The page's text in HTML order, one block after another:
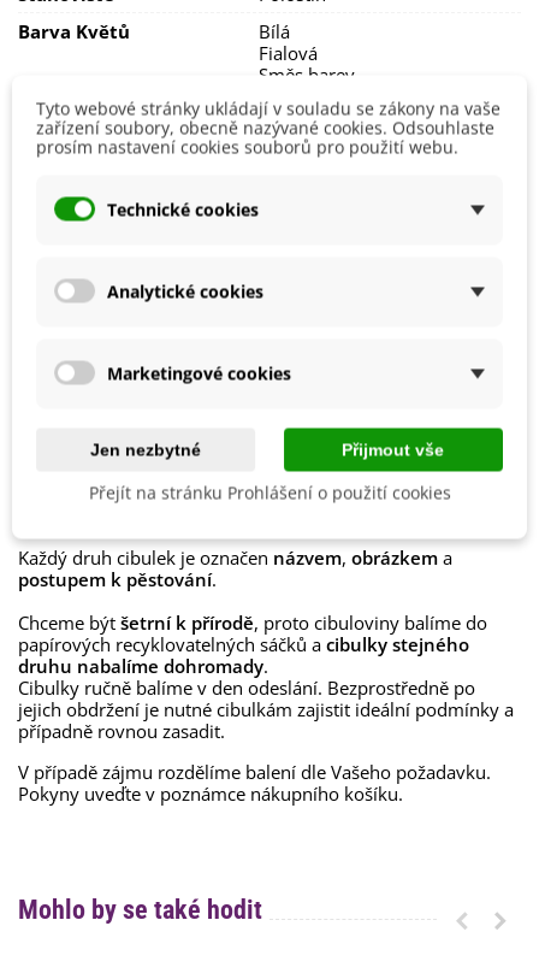
Barva Květů
Bílá
Fialová
Směs barev
Doba Kvetení
Duben
Květen
Mrazuvzdornost
Ano
Vegetační Doba
Trvalky
Období Výsadby
Podzim
Jak balíme cibulky?
Každý druh cibulek je označen názvem, obrázkem a
postupem k pěstování.
Chceme být šetrní k přírodě, proto cibuloviny balíme do
papírových recyklovatelných sáčků a cibulky stejného
druhu nabalíme dohromady.
Cibulky ručně balíme v den odeslání. Bezprostředně po
jejich obdržení je nutné cibulkám zajistit ideální podmínky a
případně rovnou zasadit.
V případě zájmu rozdělíme balení dle Vašeho požadavku.
Pokyny uveďte v poznámce nákupního košíku.
Mohlo by se také hodit
Tyto webové stránky ukládají v souladu se zákony na vaše
zařízení soubory, obecně nazývané cookies. Odsouhlaste
prosím nastavení cookies souborů pro použití webu.
Technické cookies
Analytické cookies
Marketingové cookies
Jen nezbytné Přijmout vše
Přejít na stránku Prohlášení o použití cookies